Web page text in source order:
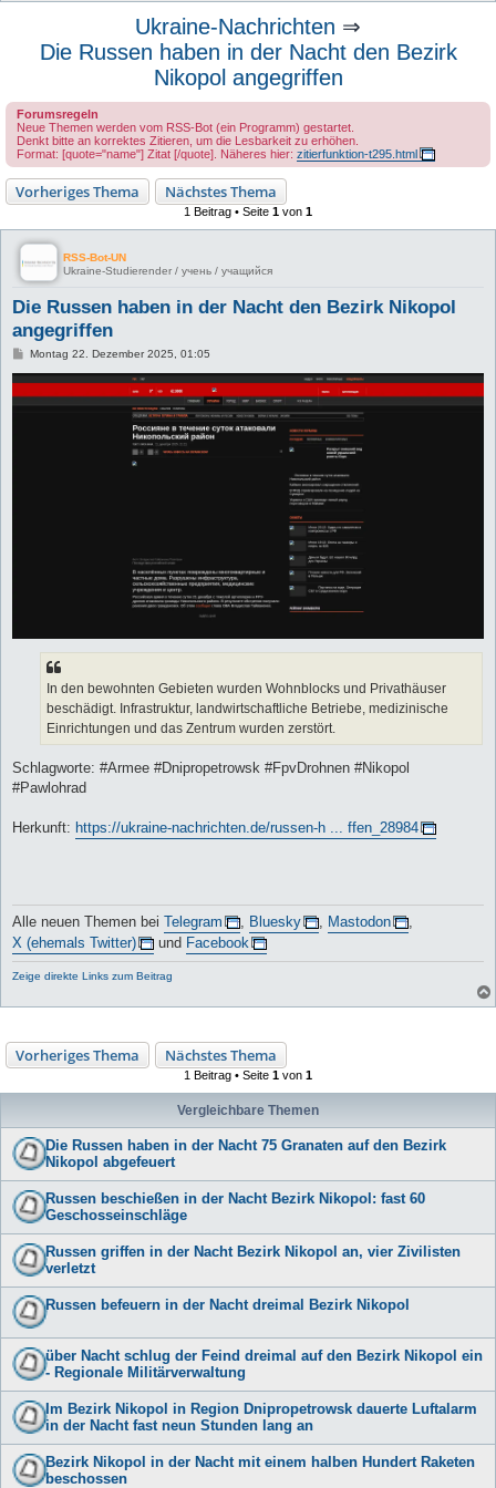
Ukraine-Nachrichten ⇒
Die Russen haben in der Nacht den Bezirk
Nikopol angegriffen
Forumsregeln
Neue Themen werden vom RSS-Bot (ein Programm) gestartet.
Denkt bitte an korrektes Zitieren, um die Lesbarkeit zu erhöhen.
Format: [quote="name"] Zitat [/quote]. Näheres hier: zitierfunktion-t295.html
Vorheriges Thema Nächstes Thema
1 Beitrag • Seite 1 von 1
RSS-Bot-UN
Ukraine-Studierender / учень / учащийся
Die Russen haben in der Nacht den Bezirk Nikopol
angegriffen
B
r
Montag 22. Dezember 2025, 01:05
In den bewohnten Gebieten wurden Wohnblocks und Privathäuser
beschädigt. Infrastruktur, landwirtschaftliche Betriebe, medizinische
Einrichtungen und das Zentrum wurden zerstört.
Schlagworte: #Armee #Dnipropetrowsk #FpvDrohnen #Nikopol
#Pawlohrad
Herkunft: https://ukraine-nachrichten.de/russen-h ... ffen_28984
Alle neuen Themen bei Telegram , Bluesky , Mastodon
,
X (ehemals Twitter)
und Facebook
Zeige direkte Links zum Beitrag
Vorheriges Thema Nächstes Thema
1 Beitrag • Seite 1 von 1
Vergleichbare Themen
Die Russen haben in der Nacht 75 Granaten auf den Bezirk
Nikopol abgefeuert
Russen beschießen in der Nacht Bezirk Nikopol: fast 60
Geschosseinschläge
Russen griffen in der Nacht Bezirk Nikopol an, vier Zivilisten
verletzt
Russen befeuern in der Nacht dreimal Bezirk Nikopol
über Nacht schlug der Feind dreimal auf den Bezirk Nikopol ein
- Regionale Militärverwaltung
Im Bezirk Nikopol in Region Dnipropetrowsk dauerte Luftalarm
in der Nacht fast neun Stunden lang an
Bezirk Nikopol in der Nacht mit einem halben Hundert Raketen
beschossen